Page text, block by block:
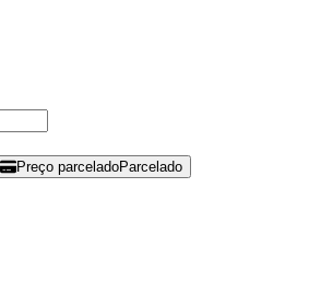
Preço parceladoParcelado